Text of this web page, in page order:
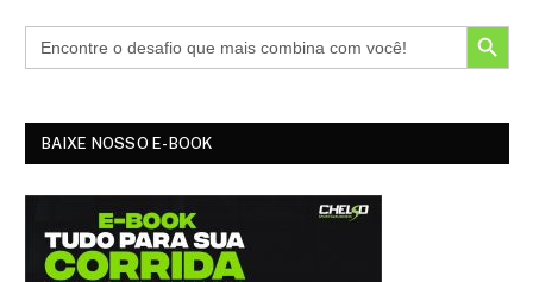
SEARCH BUTTON
BAIXE NOSSO E-BOOK